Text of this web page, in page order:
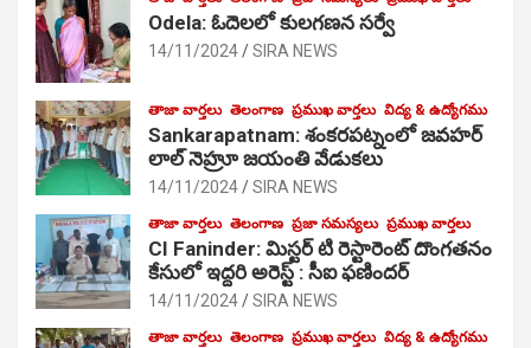
Odela: ఓదెలలో కులగణన సర్వే
14/11/2024 SIRA NEWS
తాజా వార్తలు తెలంగాణ ప్రముఖ వార్తలు విద్య & ఉద్యోగము
Sankarapatnam: శంకరపట్నంలో జవహర్
లాల్ నెహ్రూ జయంతి వేడుకలు
14/11/2024 SIRA NEWS
తాజా వార్తలు తెలంగాణ ప్రజా సమస్యలు ప్రముఖ వార్తలు
CI Faninder: మిస్టర్ టి రెస్టారెంట్ దొంగతనం
కేసులో ఇద్దరి అరెస్ట్ : సీఐ ఫణిందర్
14/11/2024 SIRA NEWS
తాజా వార్తలు తెలంగాణ ప్రముఖ వార్తలు విద్య & ఉద్యోగము